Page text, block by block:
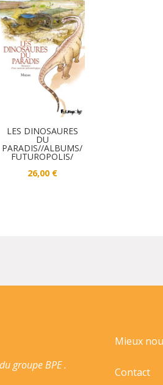
LES DINOSAURES
DU
PARADIS//ALBUMS/
FUTUROPOLIS/
26,00 €
groupe BPE .
Mieux
Contact